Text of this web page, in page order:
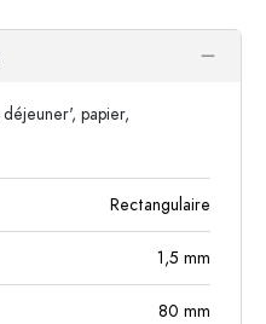
papier,
Rectangulaire
1,5 mm
80 mm